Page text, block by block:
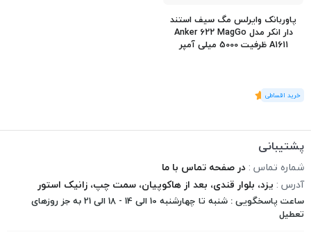
پاوربانک وایرلس مگ سیف استند
دار انکر مدل Anker 622 MagGo
A1611 ظرفیت 5000 میلی آمپر
(1رای)
5
پشتیبانی
شماره تماس : در صفحه تماس با ما
آدرس : یزد، بلوار قندی، بعد از هاکوپیان، سمت چپ، زانیک استور
ساعت پاسخگویی : شنبه تا چهارشنبه 10 الی 14 - 18 الی 21 به جز روزهای
تعطیل